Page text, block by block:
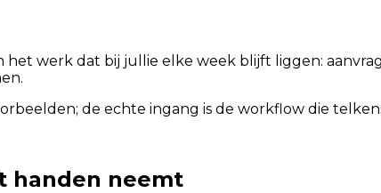
werk dat bij jullie elke week blijft liggen:
de echte ingang is de workflow die
handen neemt